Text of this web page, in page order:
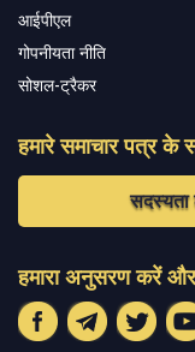
आईपीएल
गोपनीयता नीति
सोशल-ट्रैकर
हमारे समाचार पत्र के
हमारा अनुसरण करें